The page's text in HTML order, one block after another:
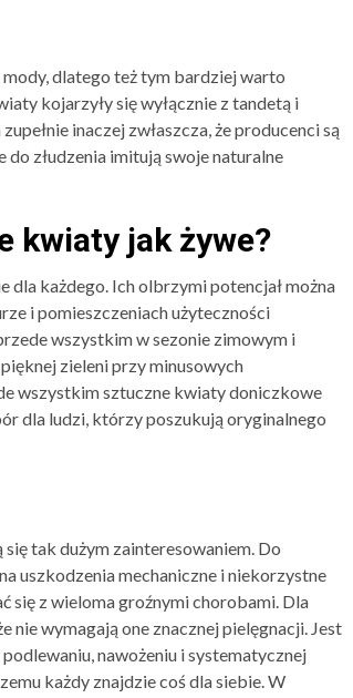
dlatego też tym bardziej warto
kojarzyły się wyłącznie z tandetą i
inaczej zwłaszcza, że producenci są
złudzenia imitują swoje naturalne
kwiaty jak żywe?
każdego. Ich olbrzymi potencjał można
i pomieszczeniach użyteczności
wszystkim w sezonie zimowym i
zieleni przy minusowych
wszystkim sztuczne kwiaty doniczkowe
dla ludzi, którzy poszukują oryginalnego
tak dużym zainteresowaniem. Do
uszkodzenia mechaniczne i niekorzystne
się z wieloma groźnymi chorobami. Dla
wymagają one znacznej pielęgnacji. Jest
nawożeniu i systematycznej
każdy znajdzie coś dla siebie. W